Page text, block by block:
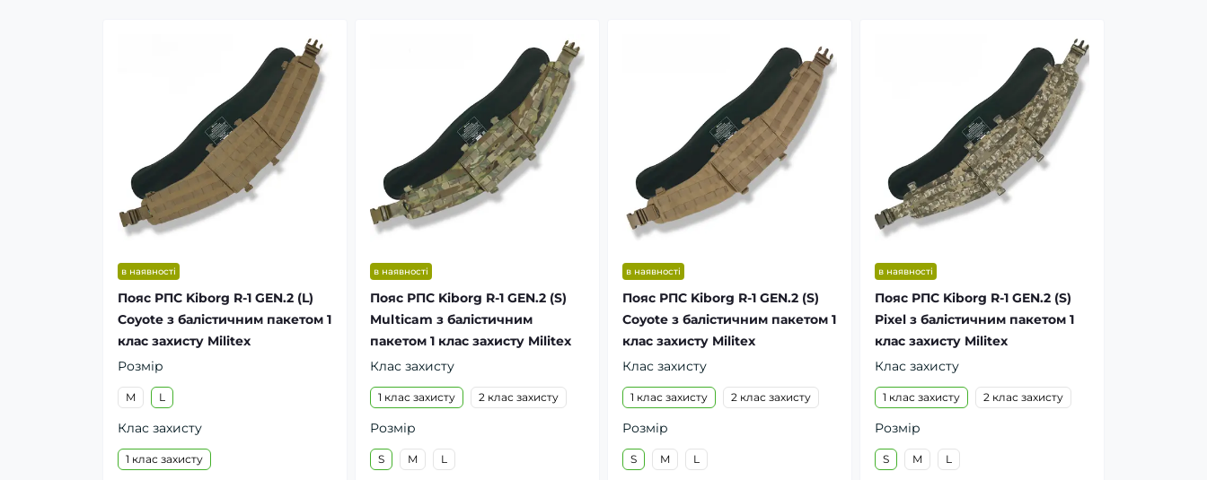
в наявності
Пояс РПС Kiborg R-1 GEN.2 (L)
Coyote з балістичним пакетом 1
клас захисту Militex
Розмір
M L
Клас захисту
1 клас захисту
в наявності
Пояс РПС Kiborg R-1 GEN.2 (S)
Multicam з балістичним
пакетом 1 клас захисту Militex
Клас захисту
1 клас захисту 2 клас захисту
Розмір
S M L
в наявності
Пояс РПС Kiborg R-1 GEN.2 (S)
Coyote з балістичним пакетом 1
клас захисту Militex
Клас захисту
1 клас захисту 2 клас захисту
Розмір
S M L
в наявності
Пояс РПС Kiborg R-1 GEN.2 (S)
Pixel з балістичним пакетом 1
клас захисту Militex
Клас захисту
1 клас захисту 2 клас захисту
Розмір
S M L